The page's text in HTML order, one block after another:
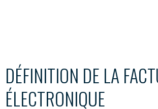
DÉFINITION DE LA
ÉLECTRONIQUE